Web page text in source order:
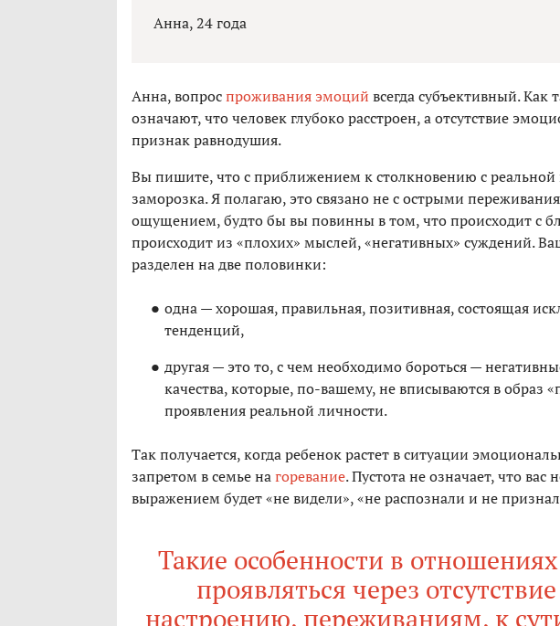
Анна, 24 года
Анна, вопроспроживания эмоций всегда субъективный.
означают, что человек глубоко расстроен, а отсутствие
признак равнодушия.
Вы пишите, что с приближением к столкновению с реальной
заморозка. Я полагаю, это связано не с острыми
ощущением, будто бы вы повинны в том, что происходит с
происходит из «плохих» мыслей, «негативных» суждений.
разделен на две половинки:
одна — хорошая, правильная, позитивная, состоящая
тенденций,
другая — это то, с чем необходимо бороться —
качества, которые, по-вашему, не вписываются в образ
проявления реальной личности.
Так получается, когда ребенок растет в ситуации
запретом в семье нагоревание. Пустота не означает, что
выражением будет «не видели», «не распознали и не
Такие особенности в
проявляться через
настроению, переживаниям, к